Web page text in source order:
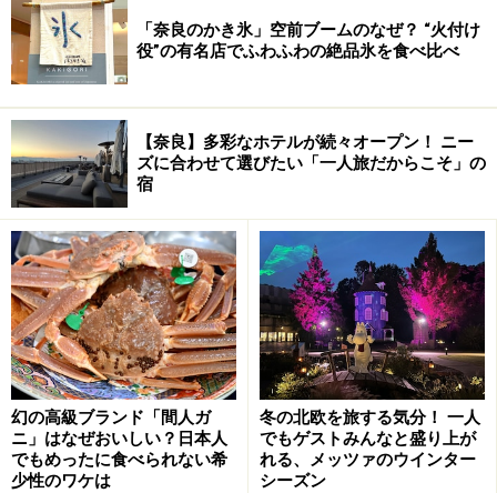
建築家・安藤忠雄により本館は修復され、新館「地中の
宝石箱」が新設されました。本館は既存の木材や建具な
どをそのまま利用しており、建築当時の姿が偲ばれま
す。階段途中のステンドグラス、シャンデリア、手すり
の意匠など、洋館としての見どころも充分。館内には安
藤氏による設計図も展示されていて必見です。
庭園にある睡蓮池。睡蓮は朝咲いて閉じてしまうので、
見頃は午前中です
美術館の中庭には睡蓮池があり、夏になると睡蓮が花開
き、人々の目を楽しませてくれます。
「奈良のかき氷」空前ブームのなぜ？ “火付け
役”の有名店でふわふわの絶品氷を食べ比べ
【奈良】多彩なホテルが続々オープン！ ニー
ズに合わせて選びたい「一人旅だからこそ」の
宿
幻の高級ブランド「間人ガ
ニ」はなぜおいしい？日本人
でもめったに食べられない希
少性のワケは
冬の北欧を旅する気分！ 一人
でもゲストみんなと盛り上が
れる、メッツァのウインター
シーズン